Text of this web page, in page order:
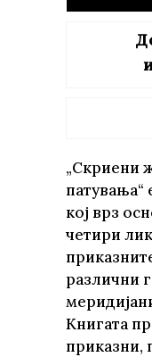
„Скриени
кој врз
четири
различни
Книгата
приказни,